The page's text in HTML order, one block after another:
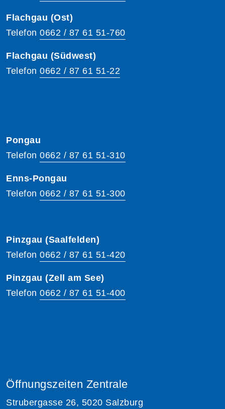
Flachgau (Ost)
Telefon 0662 / 87 61 51-760
Flachgau (Südwest)
Telefon 0662 / 87 61 51-22
Pongau
Telefon 0662 / 87 61 51-310
Enns-Pongau
Telefon 0662 / 87 61 51-300
Pinzgau (Saalfelden)
Telefon 0662 / 87 61 51-420
Pinzgau (Zell am See)
Telefon 0662 / 87 61 51-400
Öffnungszeiten Zentrale
Strubergasse 26, 5020 Salzburg